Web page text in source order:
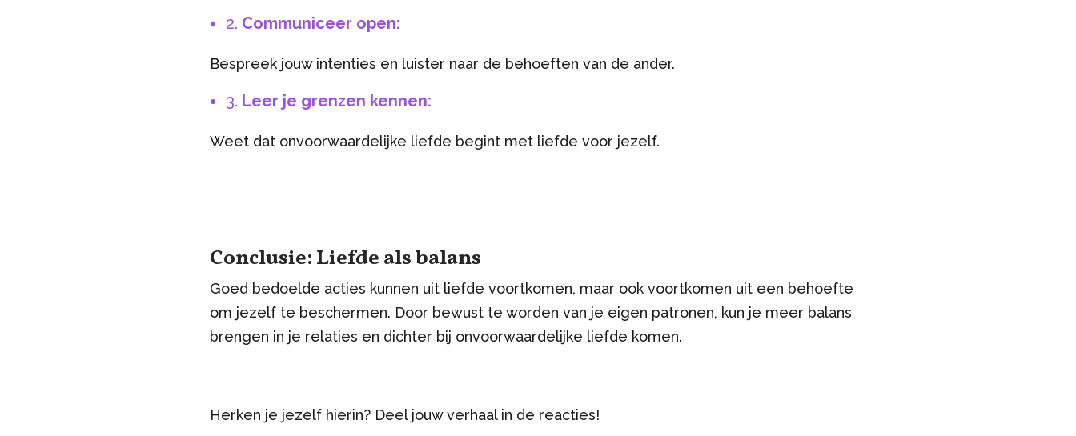
2. Communiceer open:
Bespreek jouw intenties en luister naar de behoeften van de ander.
3. Leer je grenzen kennen:
Weet dat onvoorwaardelijke liefde begint met liefde voor jezelf.
Conclusie: Liefde als balans
Goed bedoelde acties kunnen uit liefde voortkomen, maar ook voortkomen uit een behoefte
om jezelf te beschermen. Door bewust te worden van je eigen patronen, kun je meer balans
brengen in je relaties en dichter bij onvoorwaardelijke liefde komen.
Herken je jezelf hierin? Deel jouw verhaal in de reacties!